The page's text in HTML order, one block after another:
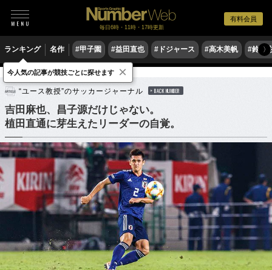
有料会員
毎日6時・11時・17時更新
ランキング 名作 #甲子園 #益田直也 #ドジャース #高木美帆 #鈴木
〉
サッカー サッカー日本代表
“ユース教授”のサッカージャーナル BACK NUMBER
吉田麻也、昌子源だけじゃない。
植田直通に芽生えたリーダーの自覚。
今人気の記事が競技ごとに探せます ×